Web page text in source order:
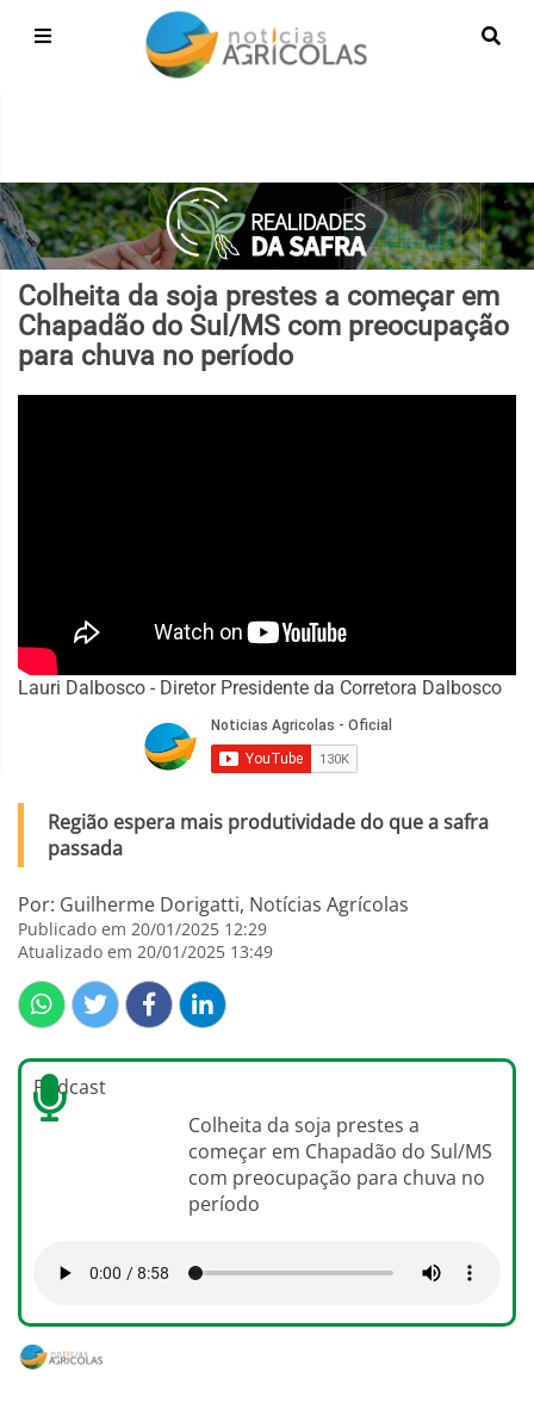
Colheita da soja prestes a começar em
Chapadão do Sul/MS com preocupação
para chuva no período
Lauri Dalbosco - Diretor Presidente da Corretora Dalbosco
Região espera mais produtividade do que a safra
passada
Por: Guilherme Dorigatti, Notícias Agrícolas
Publicado em 20/01/2025 12:29
Atualizado em 20/01/2025 13:49
Podcast
Colheita da soja prestes a
começar em Chapadão do Sul/MS
com preocupação para chuva no
período